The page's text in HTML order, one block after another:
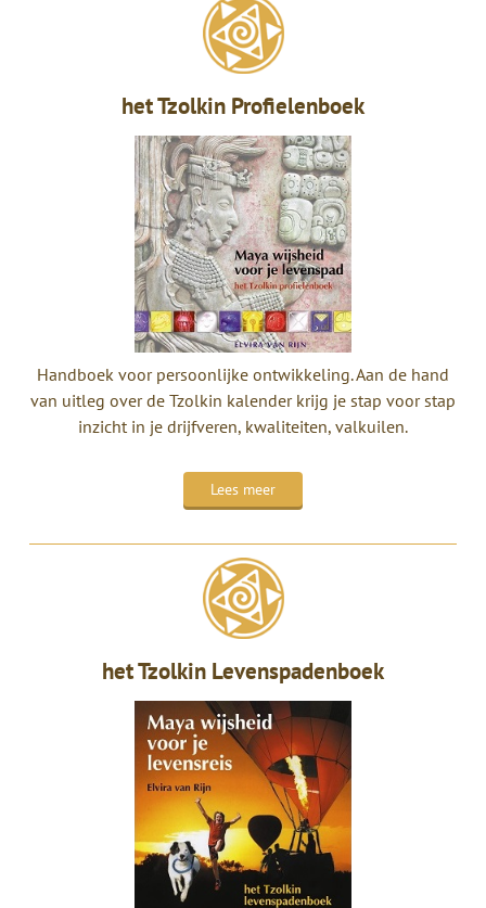
het Tzolkin Profielenboek
Handboek voor persoonlijke ontwikkeling. Aan de hand
van uitleg over de Tzolkin kalender krijg je stap voor stap
inzicht in je drijfveren, kwaliteiten, valkuilen.
Lees meer
het Tzolkin Levenspadenboek